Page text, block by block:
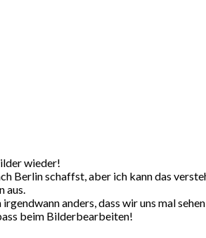
wieder!
Berlin schaffst, aber ich kann das
aus.
anders, dass wir uns mal
beim Bilderbearbeiten!